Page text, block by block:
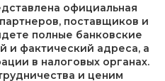
официальная
поставщиков и
полные банковские
и фактический адреса, а
в налоговых органах.
и ценим